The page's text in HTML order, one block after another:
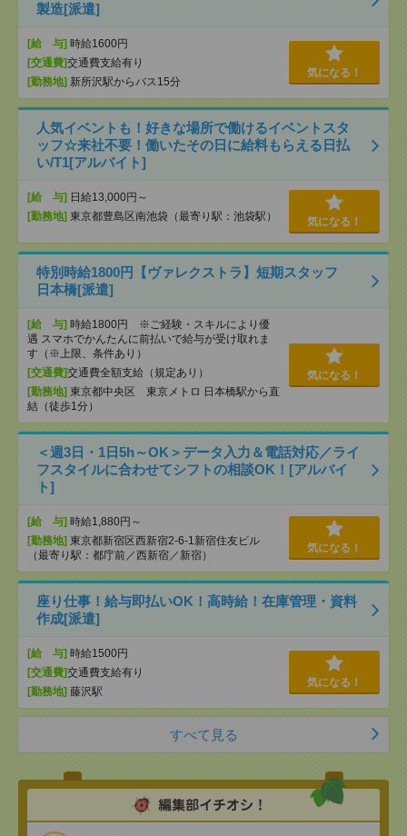
製造[派遣]
[給 与] 時給1600円
[交通費]交通費支給有り
[勤務地] 新所沢駅からバス15分
気になる！
人気イベントも！好きな場所で働けるイベントスタ
ッフ☆来社不要！働いたその日に給料もらえる日払
い/T1[アルバイト]
[給 与] 日給13,000円～
[勤務地] 東京都豊島区南池袋（最寄り駅：池袋駅） 気になる！
特別時給1800円【ヴァレクストラ】短期スタッフ
日本橋[派遣]
[給 与] 時給1800円 ※ご経験・スキルにより優
遇 スマホでかんたんに前払いで給与が受け取れま
す（※上限、条件あり）
[交通費]交通費全額支給（規定あり）
[勤務地] 東京都中央区 東京メトロ 日本橋駅から直
結（徒歩1分）
気になる！
＜週3日・1日5h～OK＞データ入力＆電話対応／ライ
フスタイルに合わせてシフトの相談OK！[アルバイ
ト]
[給 与] 時給1,880円～
[勤務地] 東京都新宿区西新宿2-6-1新宿住友ビル
（最寄り駅：都庁前／西新宿／新宿）
気になる！
座り仕事！給与即払いOK！高時給！在庫管理・資料
作成[派遣]
[給 与] 時給1500円
[交通費]交通費支給有り
[勤務地] 藤沢駅
気になる！
すべて見る